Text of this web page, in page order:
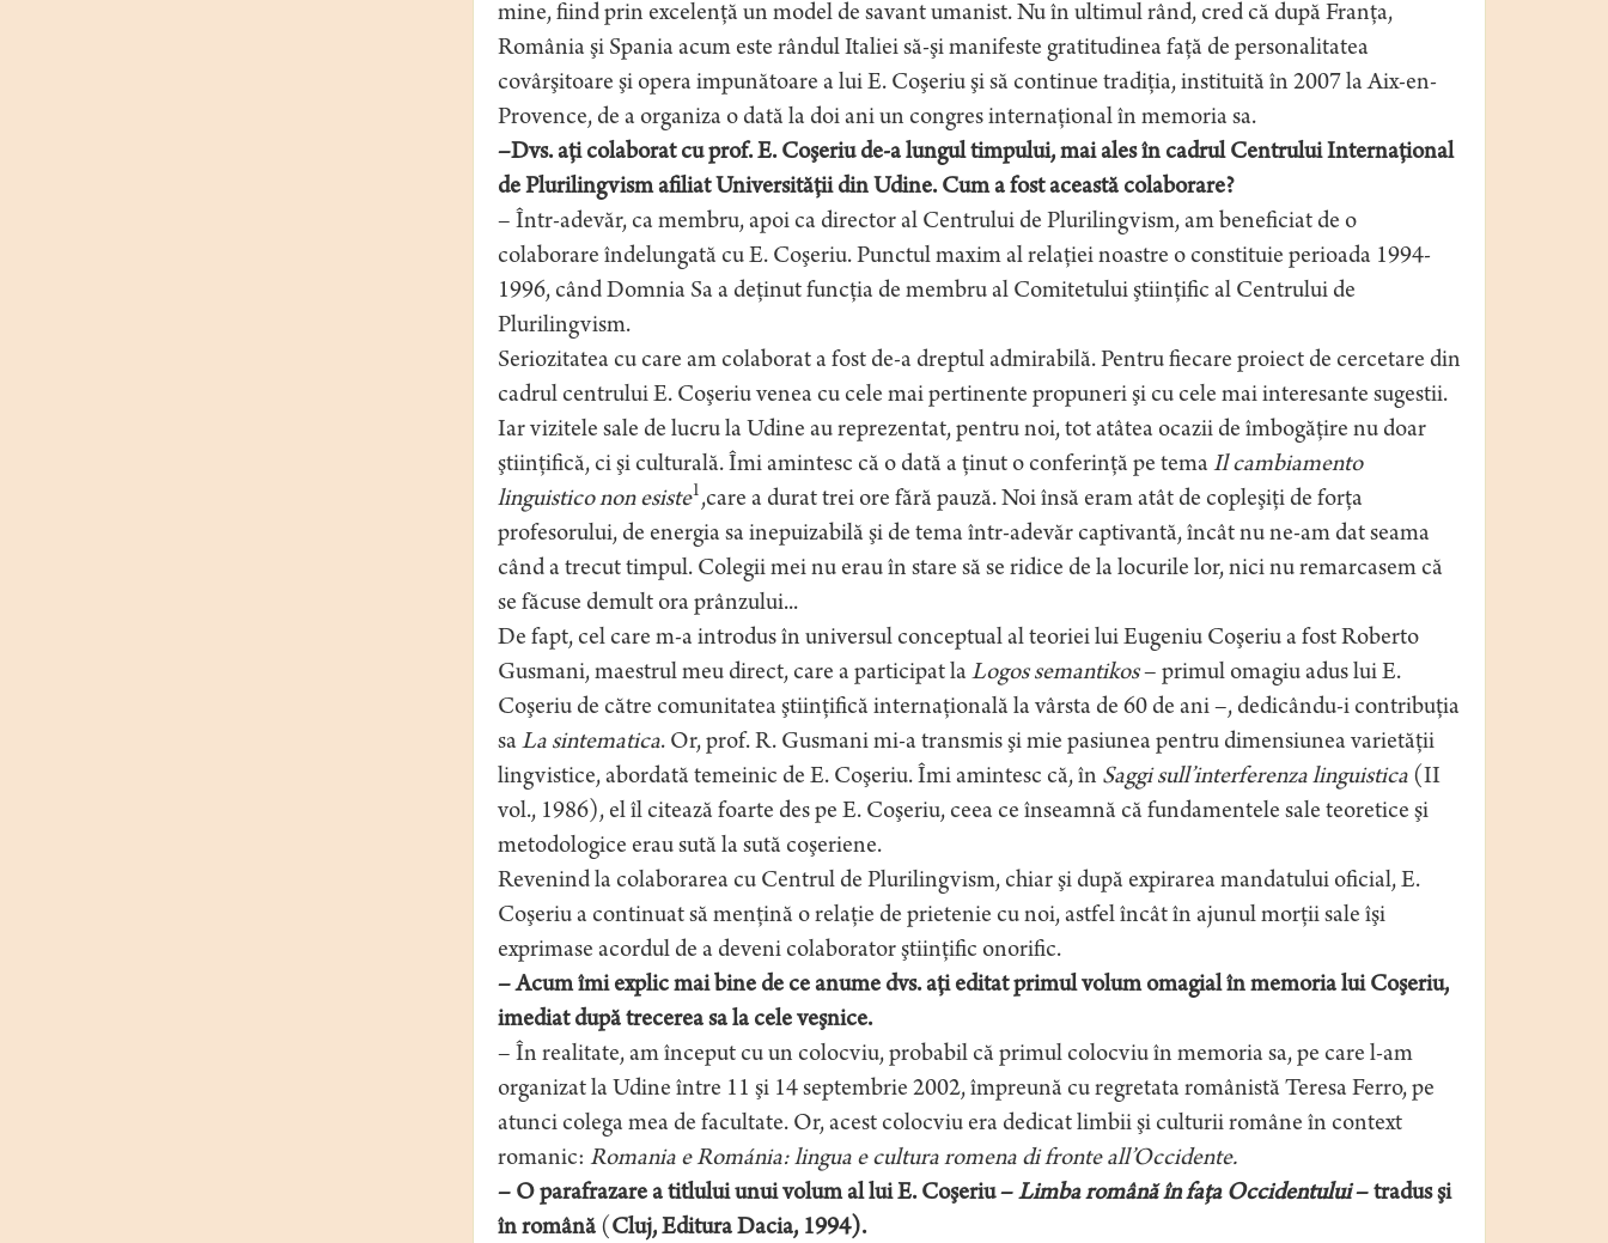
mine, fiind prin excelenţă un model de savant umanist. Nu în ultimul rând, cred că după Franţa,
România şi Spania acum este rândul Italiei să-şi manifeste gratitudinea faţă de personalitatea
covârşitoare şi opera impunătoare a lui E. Coşeriu şi să continue tradiţia, instituită în 2007 la Aix-en-
Provence, de a organiza o dată la doi ani un congres internaţional în memoria sa.
–Dvs. aţi colaborat cu prof. E. Coşeriu de-a lungul timpului, mai ales în cadrul Centrului Internaţional
de Plurilingvism afiliat Universităţii din Udine. Cum a fost această colaborare?
– Într-adevăr, ca membru, apoi ca director al Centrului de Plurilingvism, am beneficiat de o
colaborare îndelungată cu E. Coşeriu. Punctul maxim al relaţiei noastre o constituie perioada 1994-
1996, când Domnia Sa a deţinut funcţia de membru al Comitetului ştiinţific al Centrului de
Plurilingvism.
Seriozitatea cu care am colaborat a fost de-a dreptul admirabilă. Pentru fiecare proiect de cercetare din
cadrul centrului E. Coşeriu venea cu cele mai pertinente propuneri şi cu cele mai interesante sugestii.
Iar vizitele sale de lucru la Udine au reprezentat, pentru noi, tot atâtea ocazii de îmbogăţire nu doar
ştiinţifică, ci şi culturală. Îmi amintesc că o dată a ţinut o conferinţă pe tema Il cambiamento
linguistico non esiste1,care a durat trei ore fără pauză. Noi însă eram atât de copleşiţi de forța
profesorului, de energia sa inepuizabilă şi de tema într-adevăr captivantă, încât nu ne-am dat seama
când a trecut timpul. Colegii mei nu erau în stare să se ridice de la locurile lor, nici nu remarcasem că
se făcuse demult ora prânzului...
De fapt, cel care m-a introdus în universul conceptual al teoriei lui Eugeniu Coşeriu a fost Roberto
Gusmani, maestrul meu direct, care a participat la Logos semantikos– primul omagiu adus lui E.
Coşeriu de către comunitatea ştiinţifică internaţională la vârsta de 60 de ani –, dedicându-i contribuţia
sa La sintematica. Or, prof. R. Gusmani mi-a transmis şi mie pasiunea pentru dimensiunea varietăţii
lingvistice, abordată temeinic de E. Coşeriu. Îmi amintesc că, în Saggi sull’interferenza linguistica(II
vol., 1986), el îl citează foarte des pe E. Coşeriu, ceea ce înseamnă că fundamentele sale teoretice şi
metodologice erau sută la sută coşeriene.
Revenind la colaborarea cu Centrul de Plurilingvism, chiar şi după expirarea mandatului oficial, E.
Coşeriu a continuat să menţină o relaţie de prietenie cu noi, astfel încât în ajunul morţii sale îşi
exprimase acordul de a deveni colaborator ştiinţific onorific.
– Acum îmi explic mai bine de ce anume dvs. aţi editat primul volum omagial în memoria lui Coşeriu,
imediat după trecerea sa la cele veşnice.
– În realitate, am început cu un colocviu, probabil că primul colocviu în memoria sa, pe care l-am
organizat la Udine între 11 şi 14 septembrie 2002, împreună cu regretata românistă Teresa Ferro, pe
atunci colega mea de facultate. Or, acest colocviu era dedicat limbii şi culturii române în context
romanic: Romania e Románia: lingua e cultura romena di fronte all’Occidente.
– O parafrazare a titlului unui volum al lui E. Coşeriu –Limba română în faţa Occidentului– tradus şi
în română(Cluj, Editura Dacia, 1994).